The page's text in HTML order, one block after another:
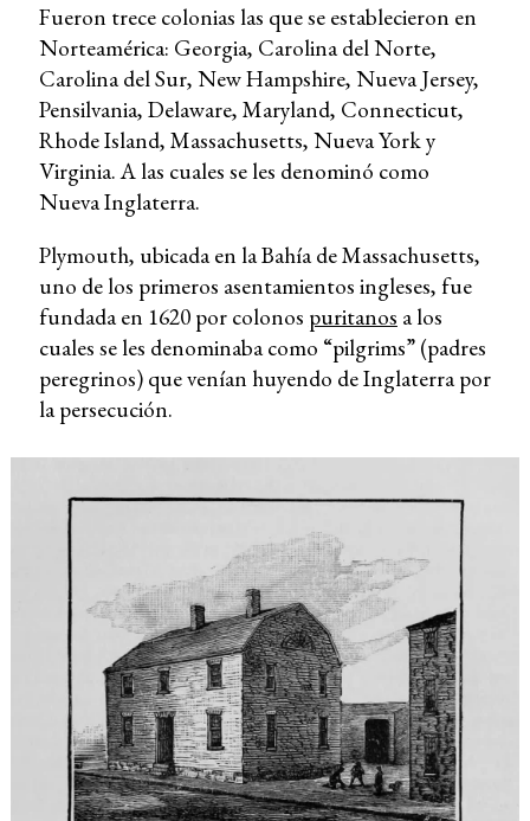
Fueron trece colonias las que se establecieron en
Norteamérica: Georgia, Carolina del Norte,
Carolina del Sur, New Hampshire, Nueva Jersey,
Pensilvania, Delaware, Maryland, Connecticut,
Rhode Island, Massachusetts, Nueva York y
Virginia. A las cuales se les denominó como
Nueva Inglaterra.
Plymouth, ubicada en la Bahía de Massachusetts,
uno de los primeros asentamientos ingleses, fue
fundada en 1620 por colonos puritanos a los
cuales se les denominaba como “pilgrims” (padres
peregrinos) que venían huyendo de Inglaterra por
la persecución.